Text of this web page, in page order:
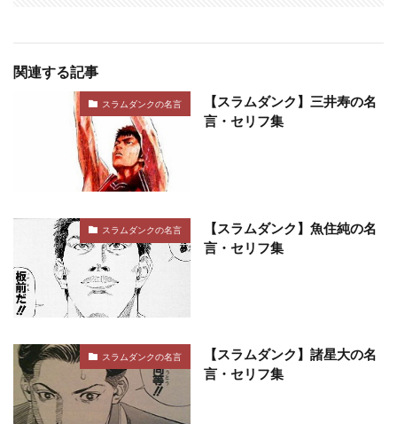
関連する記事
スラムダンクの名言
【スラムダンク】三井寿の名
言・セリフ集
スラムダンクの名言
【スラムダンク】魚住純の名
言・セリフ集
スラムダンクの名言
【スラムダンク】諸星大の名
言・セリフ集